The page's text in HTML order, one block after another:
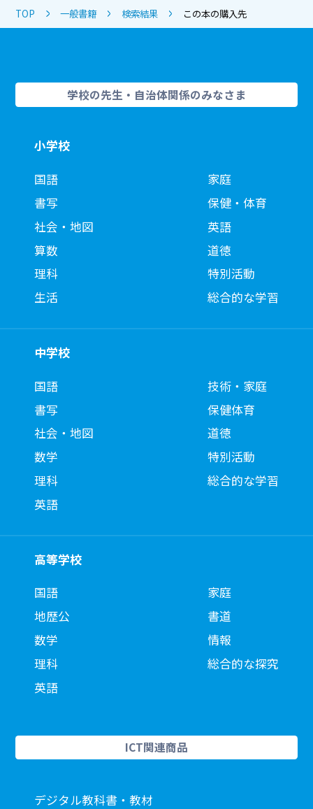
TOP 一般書籍 検索結果 この本の購入先
学校の先生・自治体関係のみなさま
小学校
国語
書写
社会・地図
算数
理科
生活
家庭
保健・体育
英語
道徳
特別活動
総合的な学習
中学校
国語
書写
社会・地図
数学
理科
英語
技術・家庭
保健体育
道徳
特別活動
総合的な学習
高等学校
国語
地歴公
数学
理科
英語
家庭
書道
情報
総合的な探究
ICT関連商品
デジタル教科書・教材